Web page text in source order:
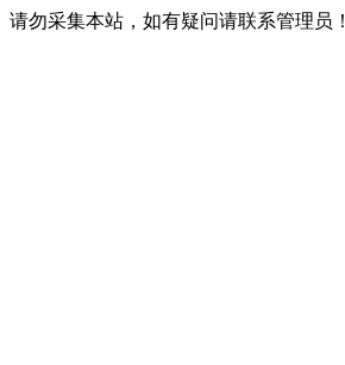
请勿采集本站，如有疑问请联系管理员！